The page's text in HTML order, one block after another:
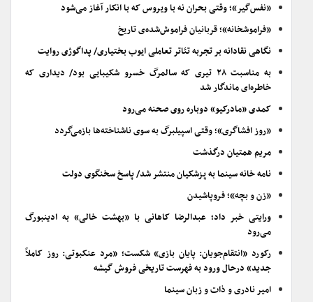
«نفس‌گیر»؛ وقتی بحران نه با ویروس که با انکار آغاز می‌شود
«فراموشخانه»؛ قربانیان فراموش‌شده‌ی تاریخ
نگاهی نقادانه بر تجربه تئاتر تعاملی ایوب بختیاری/ پداگوژی روایت
به مناسبت ۲۸ تیری که سالمرگ خسرو شکیبایی بود/ دیداری که
خاطره‌ای ماندگار شد
کمدی «مادرکیو» دوباره روی صحنه می‌رود
«روز افشاگری»؛ وقتی اسپیلبرگ به سوی ناشناخته‌ها بازمی‌گردد
مریم همتیان درگذشت
نامه خانه سینما به پزشکیان منتشر شد/ پاسخ سخنگوی دولت
«زن و بچه»؛ فروپاشیدن
ورایتی خبر داد؛ عبدالرضا کاهانی با «بهشت خالی» به ادینبورگ
می‌رود
رکورد «انتقام‌جویان: پایان بازی» شکست؛ «مرد عنکبوتی: روز کاملاً
جدید» درحال ورود به فهرست تاریخی فروش گیشه
امیر نادری و ذات و زبان سینما